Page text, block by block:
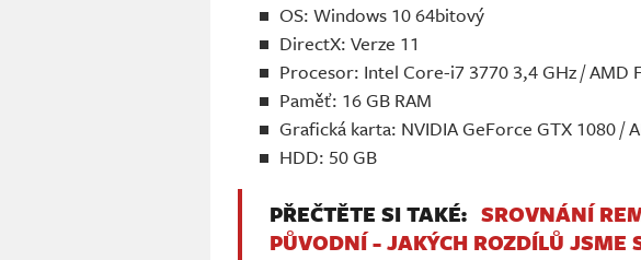
OS: Windows 10 64bitový
DirectX: Verze 11
Procesor: Intel Core-i7 3770 3,4 GHz / AMD
Paměť: 16 GB RAM
Grafická karta: NVIDIA GeForce GTX 1080 /
HDD: 50 GB
PŘEČTĚTE SI TAKÉ: SROVNÁNÍ
PŮVODNÍ - JAKÝCH ROZDÍLŮ JSME